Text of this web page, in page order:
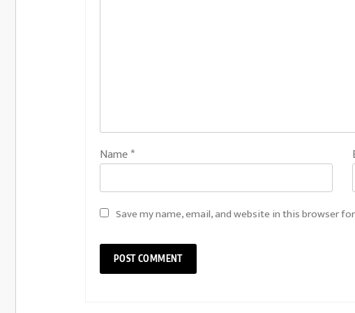
Name*
Save my name, email, and website in this browser